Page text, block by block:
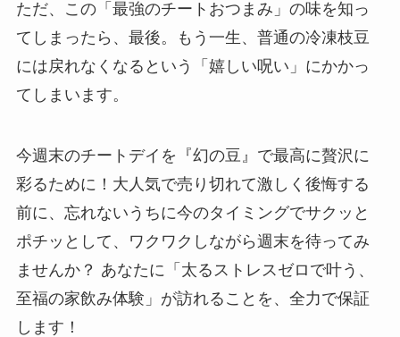
ただ、この「最強のチートおつまみ」の味を知っ
てしまったら、最後。もう一生、普通の冷凍枝豆
には戻れなくなるという「嬉しい呪い」にかかっ
てしまいます。
今週末のチートデイを『幻の豆』で最高に贅沢に
彩るために！大人気で売り切れて激しく後悔する
前に、忘れないうちに今のタイミングでサクッと
ポチッとして、ワクワクしながら週末を待ってみ
ませんか？ あなたに「太るストレスゼロで叶う、
至福の家飲み体験」が訪れることを、全力で保証
します！